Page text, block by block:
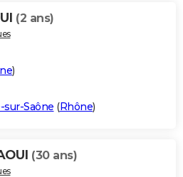
(2 ans)
)
sur-Saône (Rhône)
(30 ans)